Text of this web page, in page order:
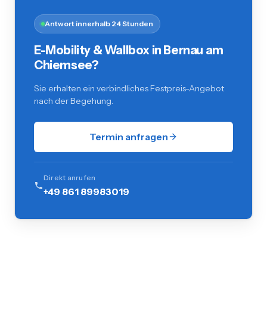
Antwort innerhalb 24 Stunden
E-Mobility & Wallbox in Bernau am
Chiemsee?
Sie erhalten ein verbindliches Festpreis-Angebot
nach der Begehung.
Termin anfragen
Direkt anrufen
+49 861 89983019